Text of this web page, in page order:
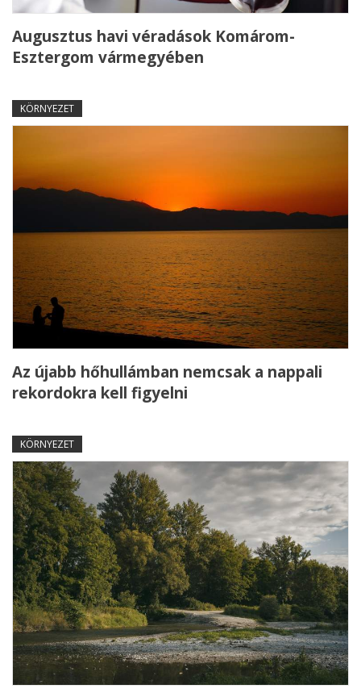
Augusztus havi véradások Komárom-
Esztergom vármegyében
KÖRNYEZET
Az újabb hőhullámban nemcsak a nappali
rekordokra kell figyelni
KÖRNYEZET